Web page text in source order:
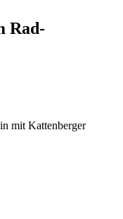
Rad-
mit Kattenberger